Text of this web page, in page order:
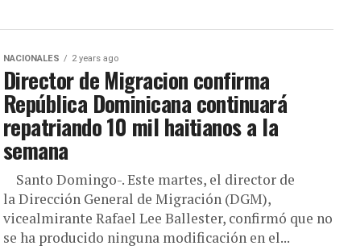
NACIONALES 2 years ago
Director de Migracion confirma
República Dominicana continuará
repatriando 10 mil haitianos a la
semana
Santo Domingo-. Este martes, el director de
la Dirección General de Migración (DGM),
vicealmirante Rafael Lee Ballester, confirmó que no
se ha producido ninguna modificación en el...